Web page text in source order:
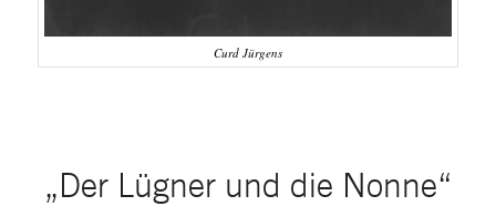
Curd Jürgens
„Der Lügner und die Nonne“